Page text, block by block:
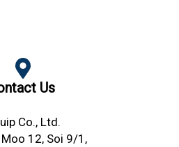
Us
Co., Ltd.
12, Soi 9/1,